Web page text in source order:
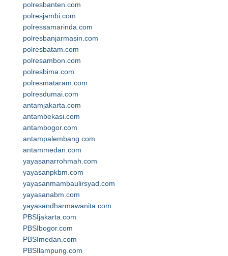
polresbanten.com
polresjambi.com
polressamarinda.com
polresbanjarmasin.com
polresbatam.com
polresambon.com
polresbima.com
polresmataram.com
polresdumai.com
antamjakarta.com
antambekasi.com
antambogor.com
antampalembang.com
antammedan.com
yayasanarrohmah.com
yayasanpkbm.com
yayasanmambaulirsyad.com
yayasanabm.com
yayasandharmawanita.com
PBSIjakarta.com
PBSIbogor.com
PBSImedan.com
PBSIlampung.com